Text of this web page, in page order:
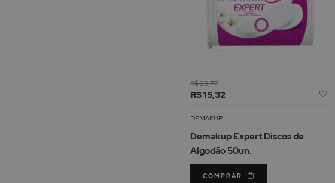
R$ 15,32
R$ 23,77
DEMAKUP
Demakup Expert Discos de
Algodão 50un.
COMPRAR